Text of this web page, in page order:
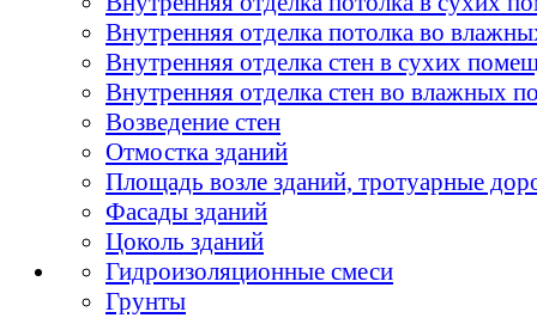
Внутренняя отделка потолка во
Внутренняя отделка стен в сухих
Внутренняя отделка стен во влажных
Возведение стен
Отмостка зданий
Площадь возле зданий, тротуарные
Фасады зданий
Цоколь зданий
Гидроизоляционные смеси
Грунты